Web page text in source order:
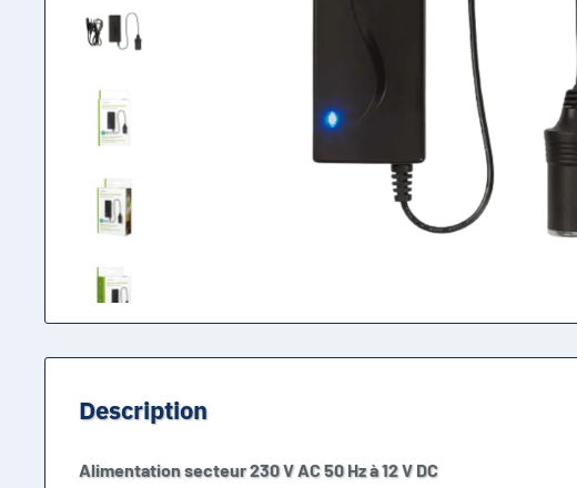
Description
Alimentation secteur 230 V AC 50 Hz à 12 V DC